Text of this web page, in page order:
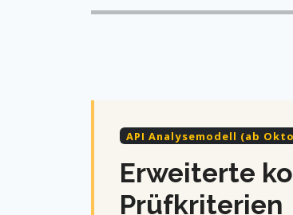
API Analysemodell (ab
Erweiterte
Prüfkriterien